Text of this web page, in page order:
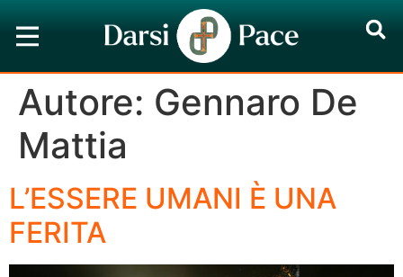
Autore: Gennaro De
Mattia
L’ESSERE UMANI È UNA
FERITA